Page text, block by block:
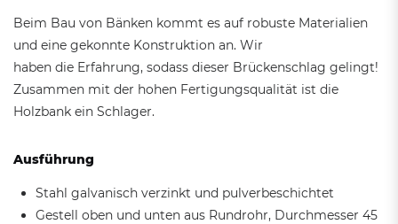
Beim Bau von Bänken kommt es auf robuste Materialien
und eine gekonnte Konstruktion an. Wir
haben die Erfahrung, sodass dieser Brückenschlag gelingt!
Zusammen mit der hohen Fertigungsqualität ist die
Holzbank ein Schlager.
Ausführung
Stahl galvanisch verzinkt und pulverbeschichtet
Gestell oben und unten aus Rundrohr, Durchmesser 45